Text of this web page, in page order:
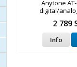
Anytone
digital/
2 789
Info